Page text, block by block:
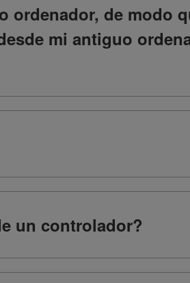
ordenador, de modo
mi antiguo
un controlador?